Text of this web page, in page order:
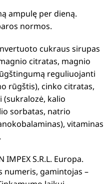
ampulę per dieną.
normos.
cukraus sirupas
citratas, magnio
reguliuojanti
rūgštis), cinko citratas,
(sukralozė, kalio
sorbatas, natrio
vitaminas
IMPEX S.R.L. Europa.
numeris, gamintojas –